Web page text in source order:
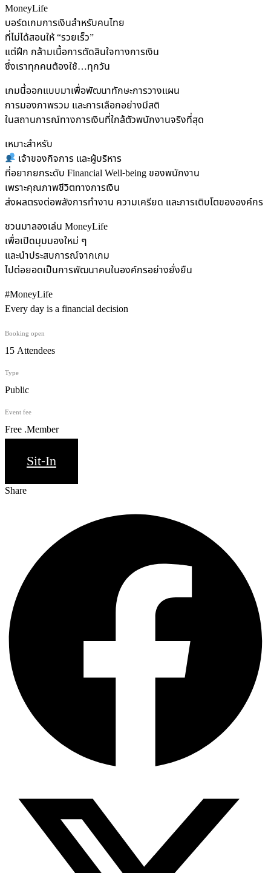
MoneyLife
บอร์ดเกมการเงินสำหรับคนไทย
ที่ไม่ได้สอนให้ “รวยเร็ว”
แต่ฝึก กล้ามเนื้อการตัดสินใจทางการเงิน
ซึ่งเราทุกคนต้องใช้…ทุกวัน
เกมนี้ออกแบบมาเพื่อพัฒนาทักษะการวางแผน
การมองภาพรวม และการเลือกอย่างมีสติ
ในสถานการณ์ทางการเงินที่ใกล้ตัวพนักงานจริงที่สุด
เหมาะสำหรับ
เจ้าของกิจการ และผู้บริหาร
ที่อยากยกระดับ Financial Well-being ของพนักงาน
เพราะคุณภาพชีวิตทางการเงิน
ส่งผลตรงต่อพลังการทำงาน ความเครียด และการเติบโตขององค์กร
ชวนมาลองเล่น MoneyLife
เพื่อเปิดมุมมองใหม่ ๆ
และนำประสบการณ์จากเกม
ไปต่อยอดเป็นการพัฒนาคนในองค์กรอย่างยั่งยืน
#MoneyLife
Every day is a financial decision
Booking open
15 Attendees
Type
Public
Event fee
Free .Member
Sit-In
Share